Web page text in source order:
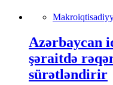
Azərbaycan
şəraitdə
sürətləndirir